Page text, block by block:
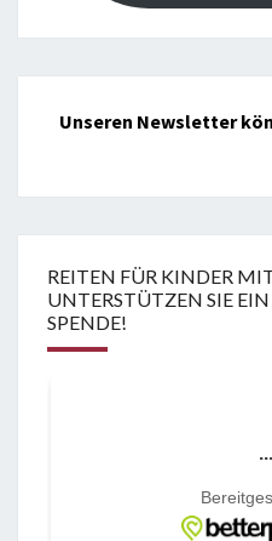
Unseren Newsletter
REITEN FÜR KINDER
UNTERSTÜTZEN SIE
SPENDE!